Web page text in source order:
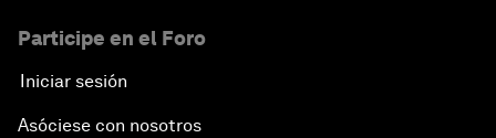
Participe en el Foro
Iniciar sesión
Asóciese con nosotros